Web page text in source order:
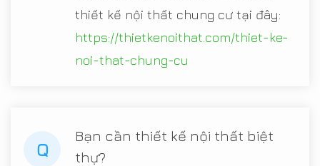
thiết kế nội thất chung cư tại đây:
https://thietkenoithat.com/thiet-ke-
noi-that-chung-cu
Q
Bạn cần thiết kế nội thất biệt
thự?